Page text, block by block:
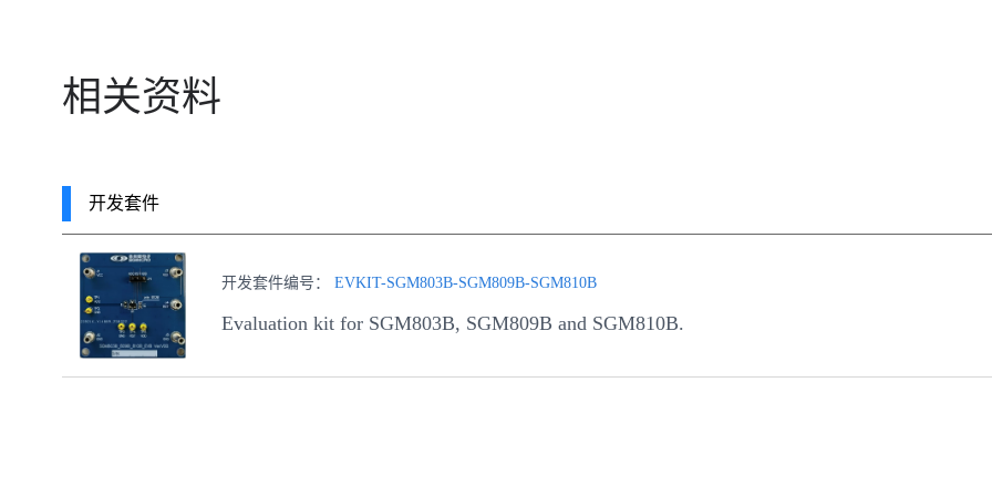
相关资料
开发套件
开发套件编号： EVKIT-SGM803B-SGM809B-SGM810B
Evaluation kit for SGM803B, SGM809B and SGM810B.